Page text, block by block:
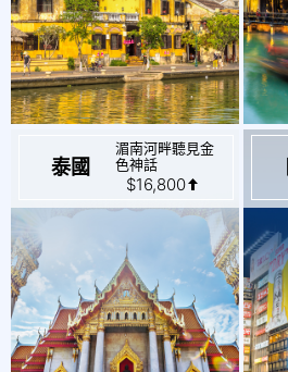
泰國
湄南河畔聽見金
色神話
$16,800